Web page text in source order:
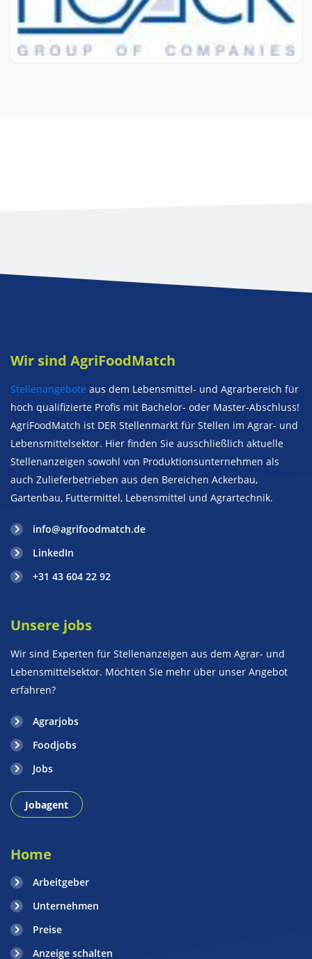
Wir sind AgriFoodMatch
Stellenangebote aus dem Lebensmittel- und Agrarbereich für
hoch qualifizierte Profis mit Bachelor- oder Master-Abschluss!
AgriFoodMatch ist DER Stellenmarkt für Stellen im Agrar- und
Lebensmittelsektor. Hier finden Sie ausschließlich aktuelle
Stellenanzeigen sowohl von Produktionsunternehmen als
auch Zulieferbetrieben aus den Bereichen Ackerbau,
Gartenbau, Futtermittel, Lebensmittel und Agrartechnik.
info@agrifoodmatch.de
LinkedIn
+31 43 604 22 92
Unsere jobs
Wir sind Experten für Stellenanzeigen aus dem Agrar- und
Lebensmittelsektor. Möchten Sie mehr über unser Angebot
erfahren?
Agrarjobs
Foodjobs
Jobs
Jobagent
Home
Arbeitgeber
Unternehmen
Preise
Anzeige schalten